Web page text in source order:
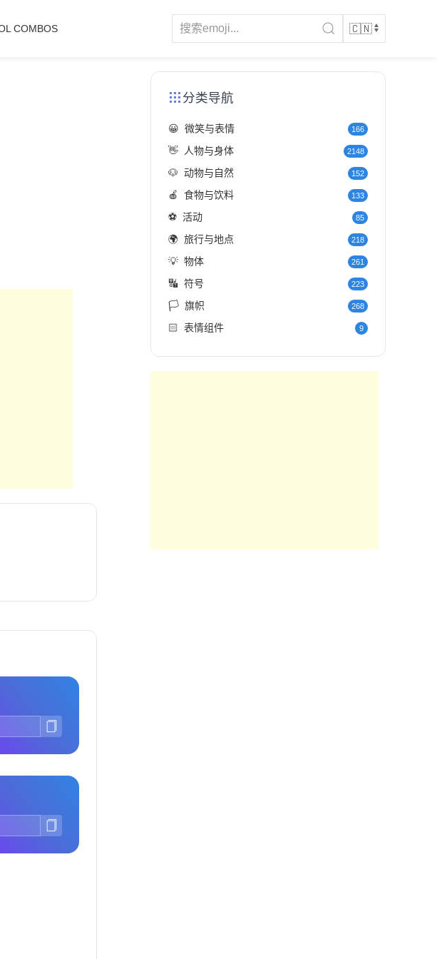
COMBOS
分类导航
😀 微笑与表情 166
👋 人物与身体 2148
🐶 动物与自然 152
🍎 食物与饮料 133
⚽ 活动 85
🌍 旅行与地点 218
💡 物体 261
🔣 符号 223
🏳️ 旗帜 268
🏻 表情组件 9